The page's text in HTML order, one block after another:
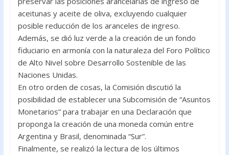
aceitunas y aceite de oliva, excluyendo cualquier
posible reducción de los aranceles de ingreso.
Además, se dió luz verde a la creación de un fondo
fiduciario en armonía con la naturaleza del Foro Político
de Alto Nivel sobre Desarrollo Sostenible de las
Naciones Unidas.
En otro orden de cosas, la Comisión discutió la
posibilidad de establecer una Subcomisión de “Asuntos
Monetarios” para trabajar en una Declaración que
proponga la creación de una moneda común entre
Argentina y Brasil, denominada “Sur”.
Finalmente, se realizó la lectura de los últimos